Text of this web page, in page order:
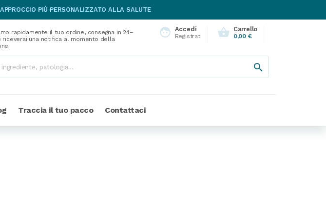
PIÙ PERSONALIZZATO ALLA SALUTE
face Accedi
Registrati shopping_basket Carrello
0,00 €
rapidamente il tuo ordine, consegna in 24–
riceverai una notifica al momento della

Traccia il tuo pacco Contattaci